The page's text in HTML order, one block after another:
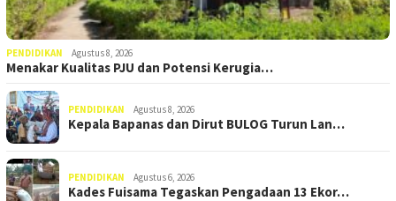
PENDIDIKAN Agustus 8, 2026
Menakar Kualitas PJU dan Potensi Kerugia…
PENDIDIKAN Agustus 8, 2026
Kepala Bapanas dan Dirut BULOG Turun Lan…
PENDIDIKAN Agustus 6, 2026
Kades Fuisama Tegaskan Pengadaan 13 Ekor…